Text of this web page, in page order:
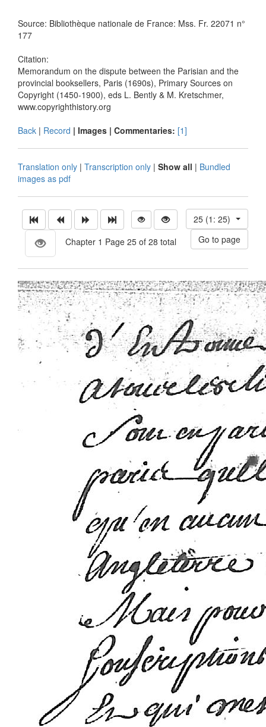
Source: Bibliothèque nationale de France: Mss. Fr. 22071 n°
177
Citation:
Memorandum on the dispute between the Parisian and the
provincial booksellers, Paris (1690s), Primary Sources on
Copyright (1450-1900), eds L. Bently & M. Kretschmer,
www.copyrighthistory.org
Back | Record | Images | Commentaries: [1]
Translation only | Transcription only | Show all | Bundled
images as pdf
Chapter 1 Page 25 of 28 total
25 (1: 25)